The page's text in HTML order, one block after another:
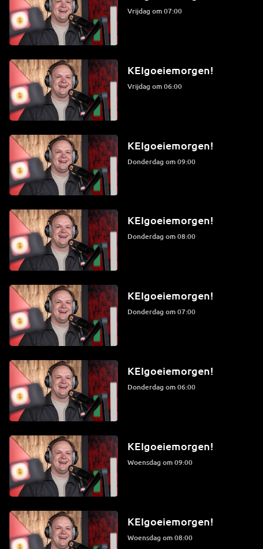
vrijdag om 07:00
KEIgoeiemorgen!
vrijdag om 06:00
KEIgoeiemorgen!
donderdag om 09:00
KEIgoeiemorgen!
donderdag om 08:00
KEIgoeiemorgen!
donderdag om 07:00
KEIgoeiemorgen!
donderdag om 06:00
KEIgoeiemorgen!
woensdag om 09:00
KEIgoeiemorgen!
woensdag om 08:00